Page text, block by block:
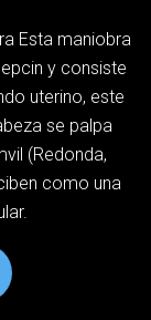
Esta maniobra
y consiste
uterino, este
se palpa
(Redonda,
como una